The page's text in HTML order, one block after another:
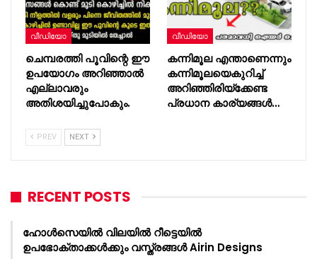
വീഡിയോ
ചെമ്പരത്തി പൂവിന്റെ ഈ
ഉപയോഗം അറിഞ്ഞാൽ
എല്ലാവരും
അതിശയിച്ചുപോകും.
വീഡിയോ
കന്നിമൂല എന്താണെന്നും
കന്നിമൂലയെകുറിച്ച്
അറിഞ്ഞിരിയ്ക്കേണ്ട
പ്രധാന കാര്യങ്ങള്‍…
PREV NEXT
RECENT POSTS
ഹോൾസെയിൽ വിലയിൽ റീട്ടെയിൽ
ഉപഭോക്താക്കൾക്കും വസ്ത്രങ്ങൾ Airin Designs